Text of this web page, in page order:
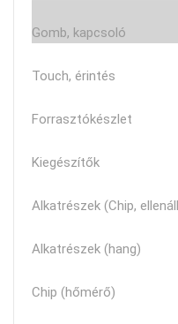
Gomb, kapcsoló
Touch, érintés
Forrasztókészlet
Kiegészítők
Alkatrészek (Chip,
Alkatrészek (hang)
Chip (hőmérő)